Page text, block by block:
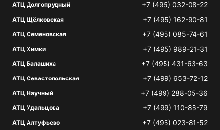
АТЦ Долгопрудный +7 (495) 032-08-22
АТЦ Щёлковская +7 (495) 162-90-81
АТЦ Семеновская +7 (495) 085-74-61
АТЦ Химки +7 (495) 989-21-31
АТЦ Балашиха +7 (495) 431-63-63
АТЦ Севастопольская +7 (499) 653-72-12
АТЦ Научный +7 (499) 288-05-36
АТЦ Удальцова +7 (499) 110-86-79
АТЦ Алтуфьево +7 (495) 023-81-52